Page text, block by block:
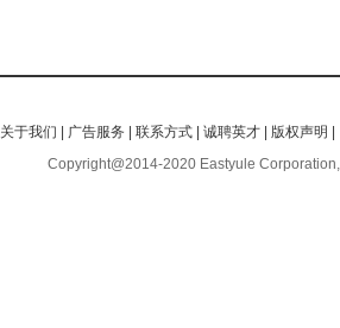
关于我们 广告服务 |联系方式 |诚聘英才 版权声明
Copyright@2014-2020 Eastyule